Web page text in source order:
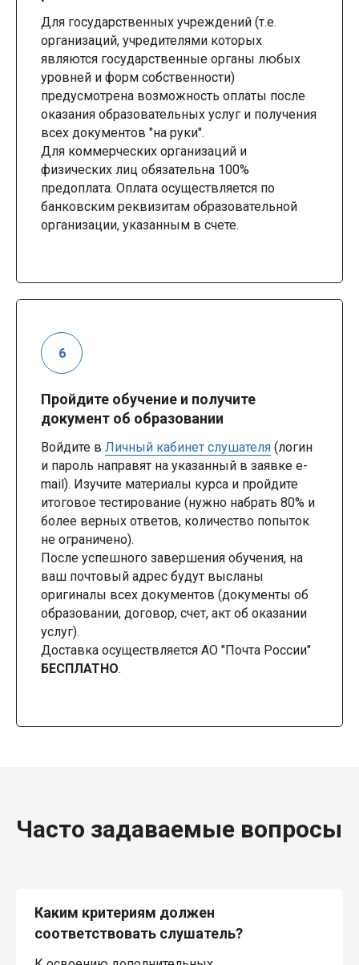
Для государственных учреждений (т.е.
организаций, учредителями которых
являются государственные органы любых
уровней и форм собственности)
предусмотрена возможность оплаты после
оказания образовательных услуг и получения
всех документов "на руки".
Для коммерческих организаций и
физических лиц обязательна 100%
предоплата. Оплата осуществляется по
банковским реквизитам образовательной
организации, указанным в счете.
Пройдите обучение и получите
документ об образовании
Войдите в Личный кабинет слушателя (логин
и пароль направят на указанный в заявке e-
mail). Изучите материалы курса и пройдите
итоговое тестирование (нужно набрать 80% и
более верных ответов, количество попыток
не ограничено).
После успешного завершения обучения, на
ваш почтовый адрес будут высланы
оригиналы всех документов (документы об
образовании, договор, счет, акт об оказании
услуг).
Доставка осуществляется АО "Почта России"
БЕСПЛАТНО.
Часто задаваемые вопросы
Каким критериям должен
соответствовать слушатель?